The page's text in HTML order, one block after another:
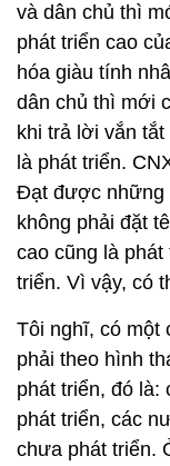
và dân chủ thì
phát triển cao
hóa giàu tính
dân chủ thì mới
khi trả lời vắn tắt
là phát triển.
Đạt được những
không phải đặt
cao cũng là
triển. Vì vậy, có
Tôi nghĩ, có một
phải theo hình
phát triển, đó
phát triển, các
chưa phát triển.